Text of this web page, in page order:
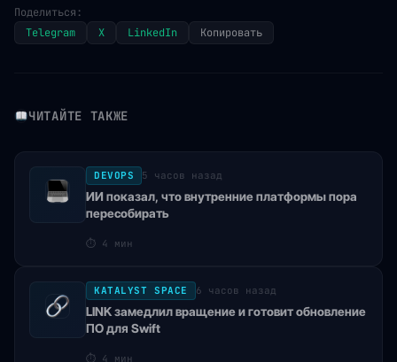
Поделиться:
Telegram
X LinkedIn Копировать
ЧИТАЙТЕ ТАКЖЕ
DEVOPS 5 часов назад
ИИ показал, что внутренние платформы пора
пересобирать
⏱ 4 мин
KATALYST SPACE 6 часов назад
LINK замедлил вращение и готовит обновление
ПО для Swift
⏱ 4 мин